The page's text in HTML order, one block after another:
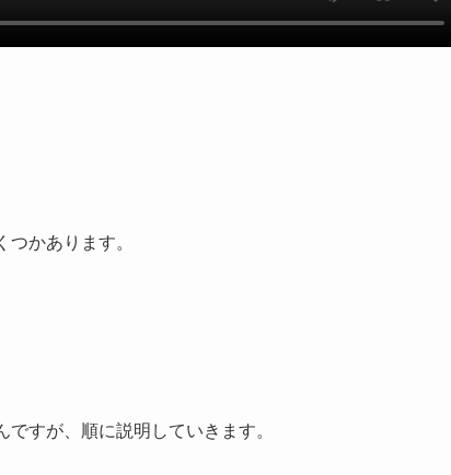
かあります。
すが、順に説明していきます。